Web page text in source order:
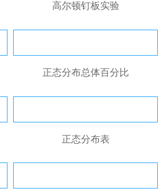
高尔顿钉板实验
正态分布总体百分比
正态分布表